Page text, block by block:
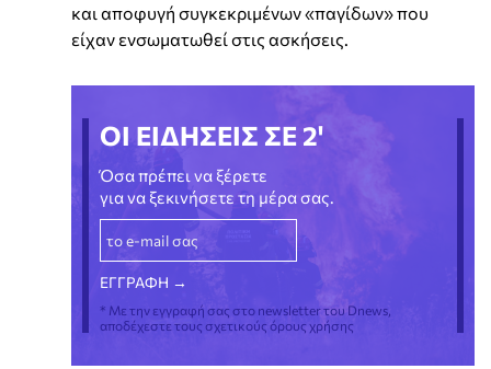
και αποφυγή συγκεκριμένων «παγίδων» που
είχαν ενσωματωθεί στις ασκήσεις.
ΟΙ ΕΙΔΗΣΕΙΣ ΣΕ 2'
Όσα πρέπει να ξέρετε
για να ξεκινήσετε τη μέρα σας.
* Με την εγγραφή σας στο newsletter του Dnews,
αποδέχεστε τους σχετικούς όρους χρήσης